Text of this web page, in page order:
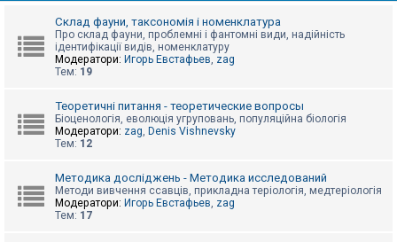
т
р
а
б
е
Склад фауни, таксономія і номенклатура
Про склад фауни, проблемні і фантомні види, надійність
ідентифікації видів, номенклатуру
Модератори: Игорь Евстафьев, zag
Тем: 19
Теоретичні питання - теоретические вопросы
Біоценологія, еволюція угруповань, популяційна біологія
Модератори: zag, Denis Vishnevsky
Тем: 12
Методика досліджень - Методика исследований
Методи вивчення ссавців, прикладна теріологія, медтеріологія
Модератори: Игорь Евстафьев, zag
Тем: 17